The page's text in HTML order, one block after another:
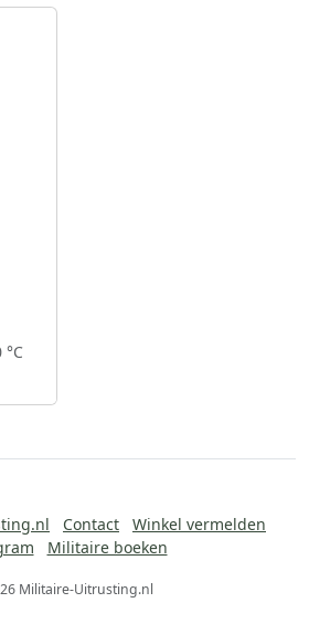
Contact
Winkel vermelden
Militaire boeken
Militaire-Uitrusting.nl